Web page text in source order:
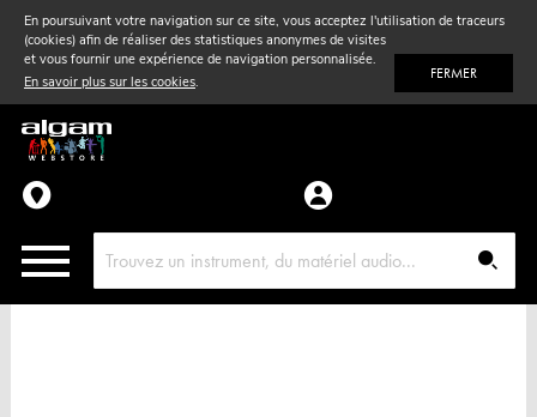
En poursuivant votre navigation sur ce site, vous acceptez l'utilisation de traceurs
(cookies) afin de réaliser des statistiques anonymes de visites
et vous fournir une expérience de navigation personnalisée.
En savoir plus sur les cookies. FERMER
Vent& Violon
Accessoires
Pièces détachées